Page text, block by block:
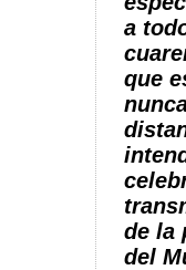
a
que
de la
del